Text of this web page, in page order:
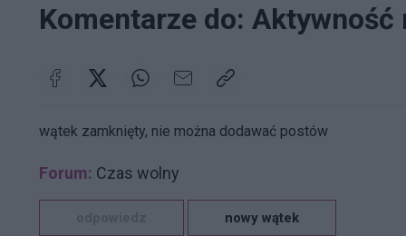
Komentarze do:
wątek zamknięty, nie można dodawać postów
Forum: Czas wolny
nowy wątek